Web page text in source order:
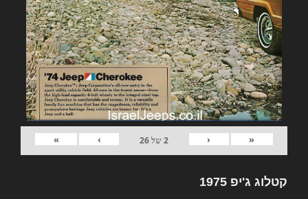
«
‹
2של26
›
»
קטלוג ג'יפ 1975